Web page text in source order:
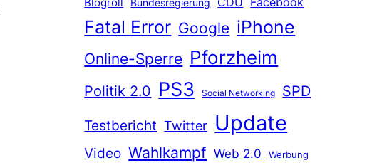
Blogroll Bundesregierung
Fatal Error Google iPhone
Online-Sperre Pforzheim
Politik 2.0 PS3 Social Networking
SPD
Testbericht Twitter Update
Video Wahlkampf Web 2.0 Werbung